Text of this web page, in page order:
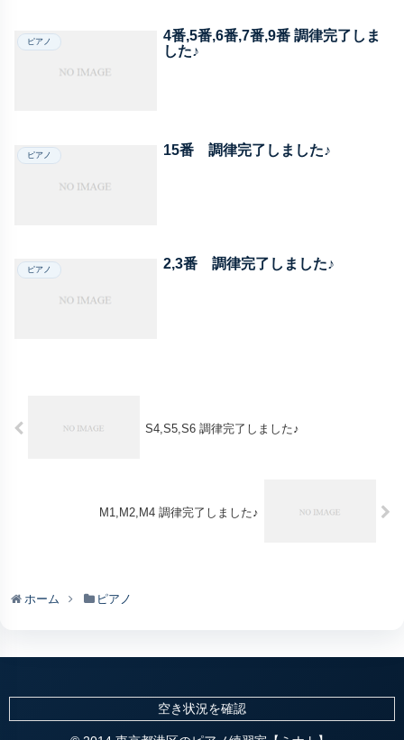
ピアノ
4番,5番,6番,7番,9番 調律完了しま
した♪
ピアノ 15番 調律完了しました♪
ピアノ 2,3番 調律完了しました♪
S4,S5,S6 調律完了しました♪
M1,M2,M4 調律完了しました♪
ホーム ピアノ
空き状況を確認